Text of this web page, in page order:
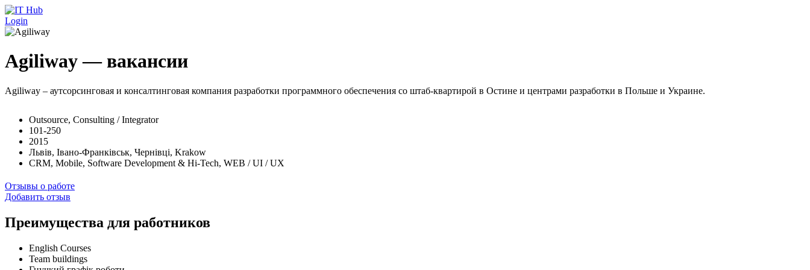
Перейти к основному содержанию
Login
Agiliway — вакансии
Agiliway – аутсорсинговая и консалтинговая компания разработки программного обеспечения со штаб-квартирой в Остине и центрами разработки в Польше и Украине.
Outsource, Consulting / Integrator
101-250
2015
Львів, Івано-Франківськ, Чернівці, Krakow
CRM, Mobile, Software Development & Hi-Tech, WEB / UI / UX
Отзывы о работе
Добавить отзыв
Преимущества для работников
English Courses
Team buildings